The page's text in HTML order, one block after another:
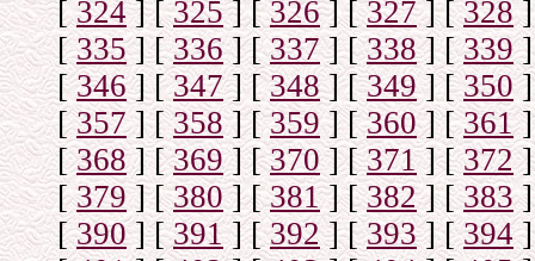
[324] [325] [326] [327] [328]
[335] [336] [337] [338] [339]
[346] [347] [348] [349] [ 350]
[357] [358] [359] [360] [361]
[368] [369] [370] [371] [372]
[379] [380] [381] [382] [383]
[390] [391] [392] [393] [394]